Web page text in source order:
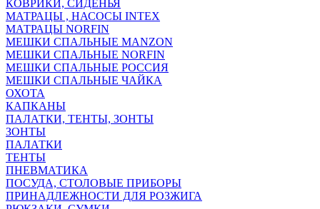
КОВРИКИ, СИДЕНЬЯ
МАТРАЦЫ , НАСОСЫ INTEX
МАТРАЦЫ NORFIN
МЕШКИ СПАЛЬНЫЕ MANZON
МЕШКИ СПАЛЬНЫЕ NORFIN
МЕШКИ СПАЛЬНЫЕ РОССИЯ
МЕШКИ СПАЛЬНЫЕ ЧАЙКА
ОХОТА
КАПКАНЫ
ПАЛАТКИ, ТЕНТЫ, ЗОНТЫ
ЗОНТЫ
ПАЛАТКИ
ТЕНТЫ
ПНЕВМАТИКА
ПОСУДА, СТОЛОВЫЕ ПРИБОРЫ
ПРИНАДЛЕЖНОСТИ ДЛЯ РОЗЖИГА